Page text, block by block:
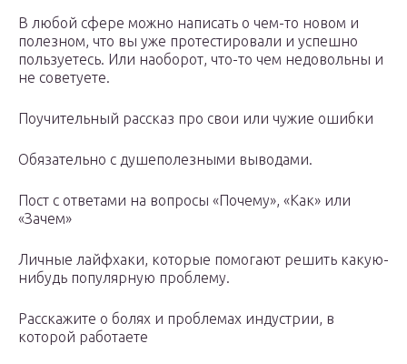
В любой сфере можно написать о чем-то новом и
полезном, что вы уже протестировали и успешно
пользуетесь. Или наоборот, что-то чем недовольны и
не советуете.
Поучительный рассказ про свои или чужие ошибки
Обязательно с душеполезными выводами.
Пост с ответами на вопросы «Почему», «Как» или
«Зачем»
Личные лайфхаки, которые помогают решить какую-
нибудь популярную проблему.
Расскажите о болях и проблемах индустрии, в
которой работаете